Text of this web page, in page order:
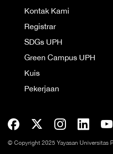
Kontak Kami
Registrar
SDGs UPH
Green Campus UPH
Kuis
Pekerjaan
© Copyright 2025 Yayasan Universitas